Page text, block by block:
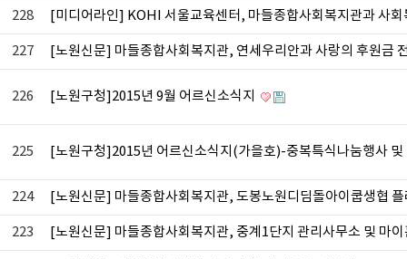
228 [미디어라인] KOHI 서울교육센터, 마들종합사회복지관과 사
227 [노원신문] 마들종합사회복지관, 연세우리안과 사랑의 후원금
226 [노원구청]2015년 9월 어르신소식지
225 [노원구청]2015년 어르신소식지(가을호)-중복특식나눔행사
224 [노원신문] 마들종합사회복지관, 도봉노원디딤돌아이쿱생협
223 [노원신문] 마들종합사회복지관, 중계1단지 관리사무소 및 마